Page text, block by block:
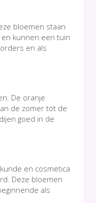
bloemen staan
kunnen een tuin
en als
De oranje
de zomer tot de
goed in de
en cosmetica
Deze bloemen
als